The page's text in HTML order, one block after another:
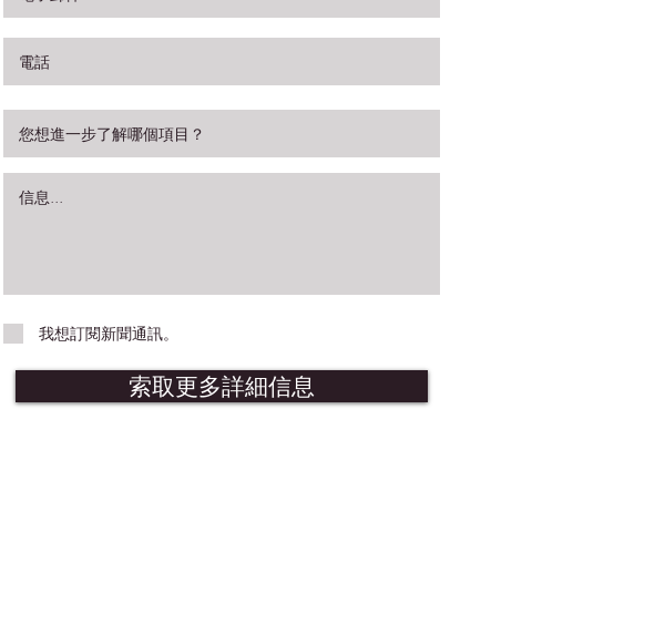
我想訂閱新聞通訊。
索取更多詳細信息